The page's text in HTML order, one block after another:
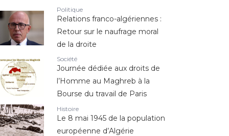
Politique
Relations franco-algériennes :
Retour sur le naufrage moral
de la droite
Société
Journée dédiée aux droits de
l’Homme au Maghreb à la
Bourse du travail de Paris
Histoire
Le 8 mai 1945 de la population
européenne d’Algérie